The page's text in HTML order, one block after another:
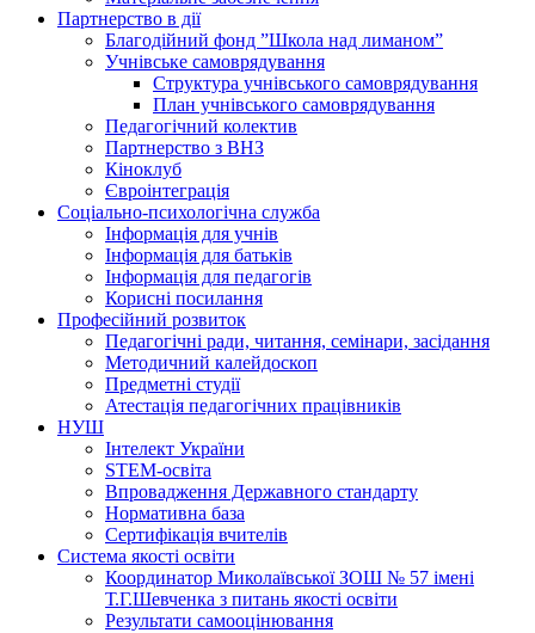
Партнерство в дії
Благодійний фонд ”Школа над лиманом”
Учнівське самоврядування
Структура учнiвського самоврядування
План учнiвського самоврядування
Педагогічний колектив
Партнерство з ВНЗ
Кіноклуб
Євроінтеграція
Соціально-психологічна служба
Інформація для учнів
Інформація для батьків
Інформація для педагогів
Корисні посилання
Професійний розвиток
Педагогічні ради, читання, семінари, засідання
Методичний калейдоскоп
Предметні студії
Атестація педагогічних працівників
НУШ
Інтелект України
STEM-освіта
Впровадження Державного стандарту
Нормативна база
Сертифікація вчителів
Система якості освіти
Координатор Миколаївської ЗОШ № 57 імені
Т.Г.Шевченка з питань якості освіти
Результати самооцінювання